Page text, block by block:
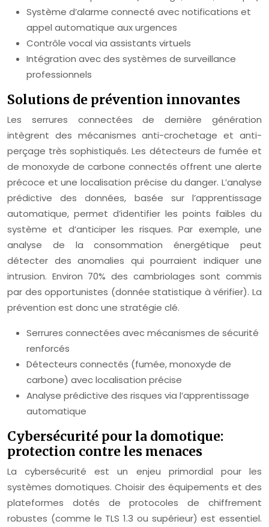
Système d’alarme connecté avec notifications et
appel automatique aux urgences
Contrôle vocal via assistants virtuels
Intégration avec des systèmes de surveillance
professionnels
Solutions de prévention innovantes
Les serrures connectées de dernière génération
intègrent des mécanismes anti-crochetage et anti-
perçage très sophistiqués. Les détecteurs de fumée et
de monoxyde de carbone connectés offrent une alerte
précoce et une localisation précise du danger. L’analyse
prédictive des données, basée sur l’apprentissage
automatique, permet d’identifier les points faibles du
système et d’anticiper les risques. Par exemple, une
analyse de la consommation énergétique peut
détecter des anomalies qui pourraient indiquer une
intrusion. Environ 70% des cambriolages sont commis
par des opportunistes (donnée statistique à vérifier). La
prévention est donc une stratégie clé.
Serrures connectées avec mécanismes de sécurité
renforcés
Détecteurs connectés (fumée, monoxyde de
carbone) avec localisation précise
Analyse prédictive des risques via l’apprentissage
automatique
Cybersécurité pour la domotique:
protection contre les menaces
La cybersécurité est un enjeu primordial pour les
systèmes domotiques. Choisir des équipements et des
plateformes dotés de protocoles de chiffrement
robustes (comme le TLS 1.3 ou supérieur) est essentiel.